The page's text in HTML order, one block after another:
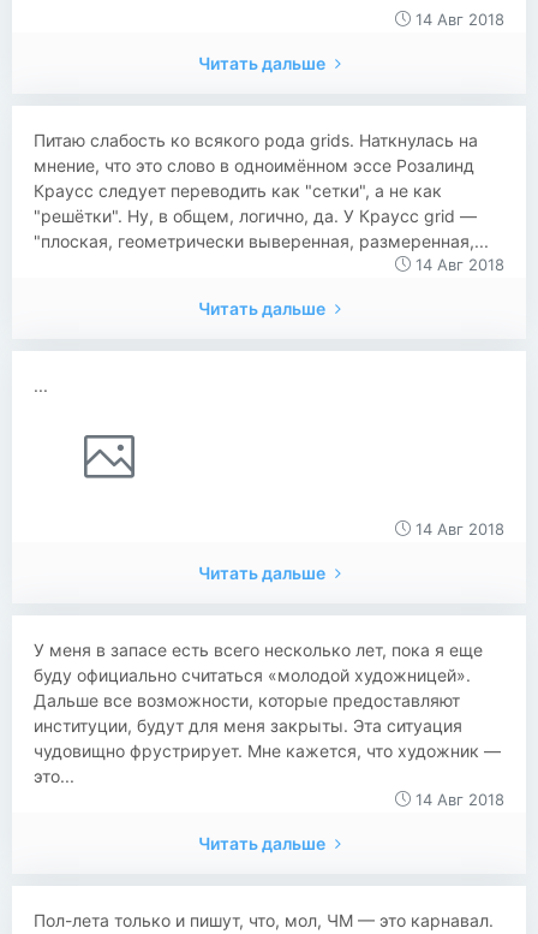
14 Авг 2018
Читать дальше
Питаю слабость ко всякого рода grids. Наткнулась на
мнение, что это слово в одноимённом эссе Розалинд
Краусс следует переводить как "сетки", а не как
"решётки". Ну, в общем, логично, да. У Краусс grid —
"плоская, геометрически выверенная, размеренная,...
14 Авг 2018
Читать дальше
...
14 Авг 2018
Читать дальше
У меня в запасе есть всего несколько лет, пока я еще
буду официально считаться «молодой художницей».
Дальше все возможности, которые предоставляют
институции, будут для меня закрыты. Эта ситуация
чудовищно фрустрирует. Мне кажется, что художник —
это...
14 Авг 2018
Читать дальше
Пол-лета только и пишут, что, мол, ЧМ — это карнавал.